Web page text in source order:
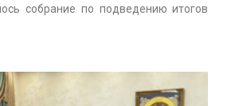
собрание по подведению итогов